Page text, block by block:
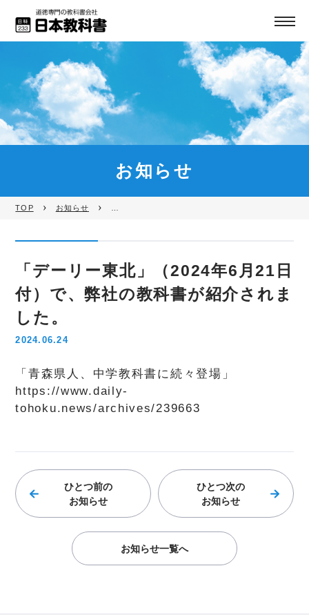
お知らせ
TOP お知らせ
「デーリー東北」（2024年6月21日
付）で、弊社の教科書が紹介されま
した。
2024.06.24
「青森県人、中学教科書に続々登場」
https://www.daily-
tohoku.news/archives/239663
ひとつ前の
お知らせ
お知らせ一覧へ
ひとつ次の
お知らせ